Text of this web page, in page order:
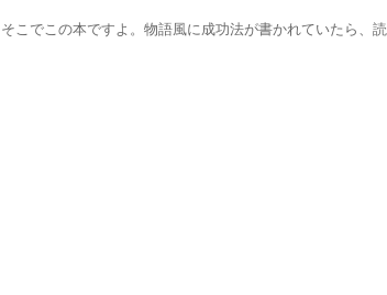
そこでこの本ですよ。物語風に成功法が書かれていたら、